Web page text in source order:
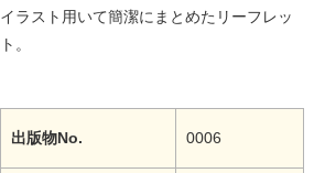
イラスト用いて簡潔にまとめたリーフレッ
ト。
出版物No. 0006